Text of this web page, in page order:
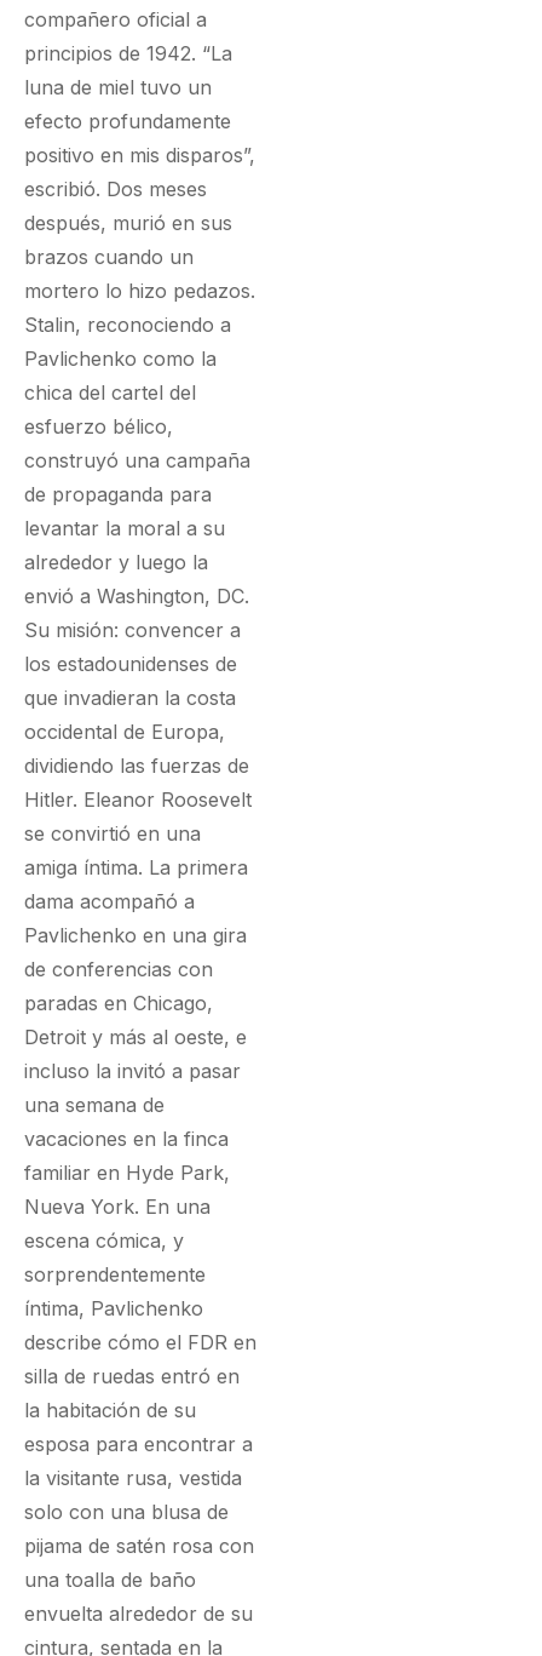
compañero oficial a
principios de 1942. “La
luna de miel tuvo un
efecto profundamente
positivo en mis disparos”,
escribió. Dos meses
después, murió en sus
brazos cuando un
mortero lo hizo pedazos.
Stalin, reconociendo a
Pavlichenko como la
chica del cartel del
esfuerzo bélico,
construyó una campaña
de propaganda para
levantar la moral a su
alrededor y luego la
envió a Washington, DC.
Su misión: convencer a
los estadounidenses de
que invadieran la costa
occidental de Europa,
dividiendo las fuerzas de
Hitler. Eleanor Roosevelt
se convirtió en una
amiga íntima. La primera
dama acompañó a
Pavlichenko en una gira
de conferencias con
paradas en Chicago,
Detroit y más al oeste, e
incluso la invitó a pasar
una semana de
vacaciones en la finca
familiar en Hyde Park,
Nueva York. En una
escena cómica, y
sorprendentemente
íntima, Pavlichenko
describe cómo el FDR en
silla de ruedas entró en
la habitación de su
esposa para encontrar a
la visitante rusa, vestida
solo con una blusa de
pijama de satén rosa con
una toalla de baño
envuelta alrededor de su
cintura, sentada en la